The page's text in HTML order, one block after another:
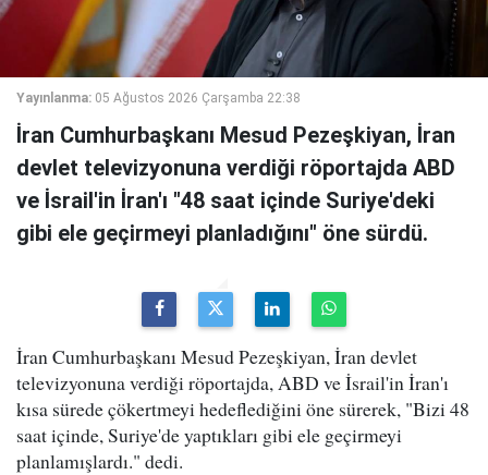
Yayınlanma: 05 Ağustos 2026 Çarşamba 22:38
İran Cumhurbaşkanı Mesud Pezeşkiyan, İran
devlet televizyonuna verdiği röportajda ABD
ve İsrail'in İran'ı "48 saat içinde Suriye'deki
gibi ele geçirmeyi planladığını" öne sürdü.
İran Cumhurbaşkanı Mesud Pezeşkiyan, İran devlet
televizyonuna verdiği röportajda, ABD ve İsrail'in İran'ı
kısa sürede çökertmeyi hedeflediğini öne sürerek, "Bizi 48
saat içinde, Suriye'de yaptıkları gibi ele geçirmeyi
planlamışlardı." dedi.